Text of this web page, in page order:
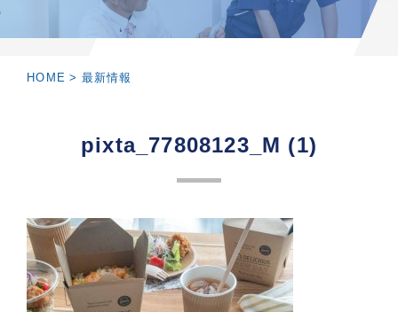
HOME > 最新情報
pixta_77808123_M (1)